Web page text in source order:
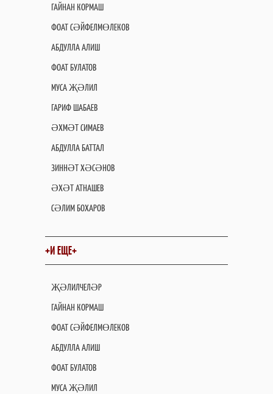
ГАЙНАН КОРМАШ
ФОАТ СӘЙФЕЛМӨЛЕКОВ
АБДУЛЛА АЛИШ
ФОАТ БУЛАТОВ
МУСА ҖӘЛИЛ
ГАРИФ ШАБАЕВ
ӘХМӘТ СИМАЕВ
АБДУЛЛА БАТТАЛ
ЗИННӘТ ХӘСӘНОВ
ӘХӘТ АТНАШЕВ
СӘЛИМ БОХАРОВ
+И ЕЩЕ+
ҖӘЛИЛЧЕЛӘР
ГАЙНАН КОРМАШ
ФОАТ СӘЙФЕЛМӨЛЕКОВ
АБДУЛЛА АЛИШ
ФОАТ БУЛАТОВ
МУСА ҖӘЛИЛ